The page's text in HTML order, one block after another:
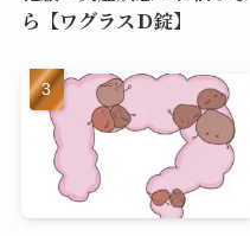
ら【ワグラスＤ錠】